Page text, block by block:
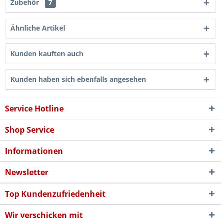
Zubehör 7
Ähnliche Artikel
Kunden kauften auch
Kunden haben sich ebenfalls angesehen
Service Hotline
Shop Service
Informationen
Newsletter
Top Kundenzufriedenheit
Wir verschicken mit